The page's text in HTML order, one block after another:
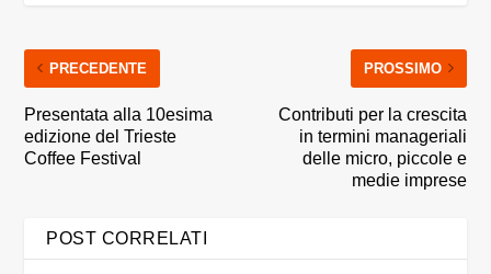
PRECEDENTE
Presentata alla 10esima
edizione del Trieste
Coffee Festival
PROSSIMO
Contributi per la crescita
in termini manageriali
delle micro, piccole e
medie imprese
POST CORRELATI